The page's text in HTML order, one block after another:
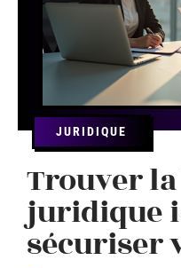
JURIDIQUE
Trouver la
juridique
sécuriser